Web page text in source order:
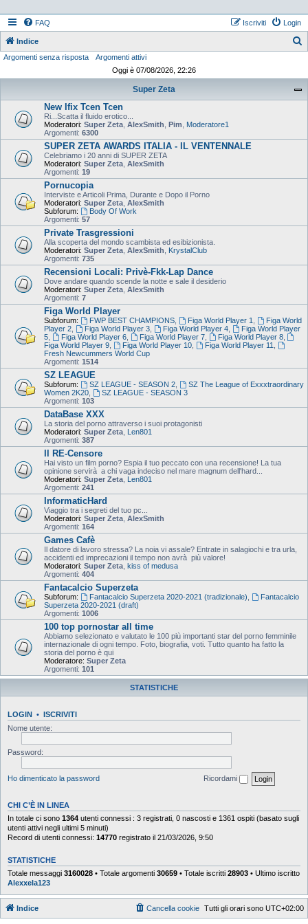
FAQ Login
Iscriviti
Indice
Argomenti senza risposta
Argomenti attivi
Oggi è 07/08/2026, 22:26
Super Zeta
New Ifix Tcen Tcen
Ri...Scatta il fluido erotico...
Moderatori: Super Zeta AlexSmith Pim
Moderatore1
Argomenti: 6300
SUPER ZETA AWARDS ITALIA - IL VENTENNALE
Celebriamo i 20 anni di SUPER ZETA
Moderatori: Super Zeta AlexSmith
Argomenti: 19
Pornucopia
Interviste e Articoli Prima, Durante e Dopo il Porno
Moderatori: Super Zeta AlexSmith
Subforum:
Body Of Work
Argomenti: 57
Private Trasgressioni
Alla scoperta del mondo scambista ed esibizionista.
Moderatori: Super Zeta AlexSmith
KrystalClub
Argomenti: 735
Recensioni Locali: Privè-Fkk-Lap Dance
Dove andare quando scende la notte e sale il desiderio
Moderatori: Super Zeta AlexSmith
Argomenti: 7
Figa World Player
Subforum: FWP BEST CHAMPIONS, Figa World Player 1
Figa World
Player 2
Figa World Player 3, Figa World Player 4,
Figa World Player
5
Figa World Player 6, Figa World Player 7, Figa World Player 8,
Figa World Player 9
Figa World Player 10, Figa World Player 11
Fresh Newcummers World Cup
Argomenti: 1514
SZ LEAGUE
Subforum: SZ LEAGUE - SEASON 2,
SZ The League of Exxxtraordinary
Women 2K20
SZ LEAGUE - SEASON 3
Argomenti: 103
DataBase XXX
La storia del porno attraverso i suoi protagonisti
Moderatori: Super Zeta Len801
Argomenti: 387
Il RE-Censore
Hai visto un film porno? Espia il tuo peccato con una recensione! La tua
opinione servirà a chi vaga indeciso nel mare magnum dell'hard...
Moderatori: Super Zeta Len801
Argomenti: 241
InformaticHard
Viaggio tra i segreti del tuo pc...
Moderatori: Super Zeta AlexSmith
Argomenti: 164
Games Cafè
Il datore di lavoro stressa? La noia vi assale? Entrate in salagiochi e tra urla,
accidenti ed imprecazioni il tempo non avrà più valore!
Moderatori: Super Zeta kiss of medusa
Argomenti: 404
Fantacalcio Superzeta
Subforum: Fantacalcio Superzeta 2020-2021 (tradizionale)
Fantacalcio
Superzeta 2020-2021 (draft)
Argomenti: 1006
100 top pornostar all time
Abbiamo selezionato e valutato le 100 più importanti star del porno femminile
internazionale di ogni tempo. Foto, biografia, voti. Tutto quanto ha fatto la
storia del porno è qui
Moderatore: Super Zeta
Argomenti: 101
STATISTICHE
LOGIN • ISCRIVITI
Nome utente:
Password:
Ho dimenticato la password Ricordami
CHI C’È IN LINEA
In totale ci sono 1364 utenti connessi : 3 registrati, 0 nascosti e 1361 ospiti (basato sugli
utenti attivi negli ultimi 5 minuti)
Record di utenti connessi: 14770 registrato il 21/03/2026, 9:50
STATISTICHE
Totale messaggi 3160028 • Totale argomenti 30659 • Totale iscritti 28903 • Ultimo iscritto
Alexxela123
Indice Tutti gli orari sono UTC+02:00
Cancella cookie